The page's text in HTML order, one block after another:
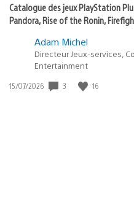
Catalogue des jeux PlayStation
Pandora, Rise of the Ronin,
Adam Michel
Directeur Jeux-services,
Entertainment
Date
15/07/2026 3 16